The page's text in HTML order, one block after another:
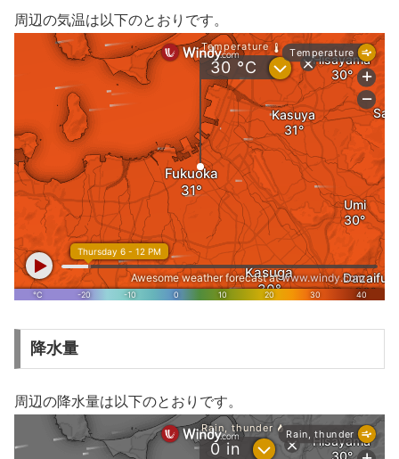
周辺の気温は以下のとおりです。
降水量
周辺の降水量は以下のとおりです。